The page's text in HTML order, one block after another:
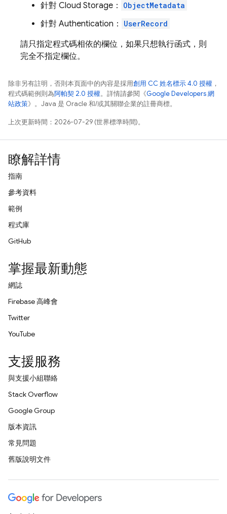
針對 Cloud Storage ： ObjectMetadata
針對 Authentication ： UserRecord
請只指定程式碼相依的欄位，如果只想執行函式，則
完全不指定欄位。
除非另有註明，否則本頁面中的內容是採用創用 CC 姓名標示 4.0 授權 ，
程式碼範例則為阿帕契 2.0 授權。詳情請參閱《Google Developers 網
站政策》。Java 是 Oracle 和/或其關聯企業的註冊商標。
上次更新時間：2026-07-29 (世界標準時間)。
瞭解詳情
指南
參考資料
範例
程式庫
GitHub
掌握最新動態
網誌
Firebase 高峰會
Twitter
YouTube
支援服務
與支援小組聯絡
Stack Overflow
Google Group
版本資訊
常見問題
舊版說明文件